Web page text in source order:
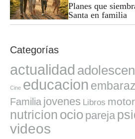
Planes que
Santa en familia
Categorías
actualidad
Cine educacion
Familia jovenes Libros motor
nutricion ocio pareja
videos